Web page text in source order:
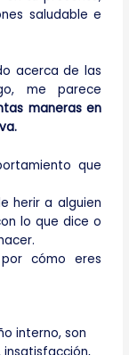
saludable e
acerca de las
me parece
maneras en
que
herir a alguien
lo que dice o
cómo eres